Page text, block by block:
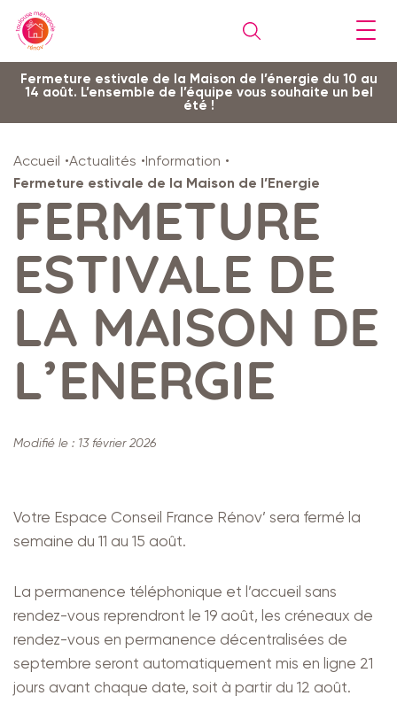
Gestion de vos préférences sur les cookies
Aller
au
contenu
Aller
à
la
Aller
à
la
Aller
au
pied
Aller
au
plan
Fermeture estivale de la Maison de l’énergie du 10 au
14 août. L’ensemble de l’équipe vous souhaite un bel
été !
Accueil Actualités
Information
Fermeture estivale de la Maison de l’Energie
FERMETURE
ESTIVALE DE
LA MAISON DE
L’ENERGIE
Modifié le : 13 février 2026
Votre Espace Conseil France Rénov’ sera fermé la
semaine du 11 au 15 août.
La permanence téléphonique et l’accueil sans
rendez-vous reprendront le 19 août, les créneaux de
rendez-vous en permanence décentralisées de
septembre seront automatiquement mis en ligne 21
jours avant chaque date, soit à partir du 12 août.